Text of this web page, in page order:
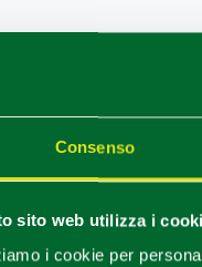
Consenso
sito web utilizza i
i cookie per